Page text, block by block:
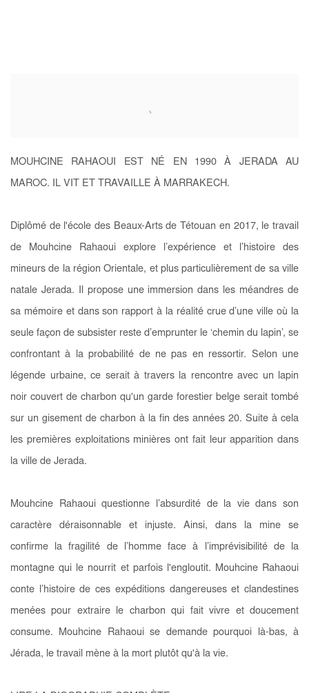
MOUHCINE RAHAOUI EST NÉ EN 1990 À JERADA AU
MAROC. IL VIT ET TRAVAILLE À MARRAKECH.
Diplômé de l'école des Beaux-Arts de Tétouan en 2017, le travail
de Mouhcine Rahaoui explore l’expérience et l’histoire des
mineurs de la région Orientale, et plus particulièrement de sa ville
natale Jerada. Il propose une immersion dans les méandres de
sa mémoire et dans son rapport à la réalité crue d’une ville où la
seule façon de subsister reste d’emprunter le ‘chemin du lapin’, se
confrontant à la probabilité de ne pas en ressortir. Selon une
légende urbaine, ce serait à travers la rencontre avec un lapin
noir couvert de charbon qu'un garde forestier belge serait tombé
sur un gisement de charbon à la fin des années 20. Suite à cela
les premières exploitations minières ont fait leur apparition dans
la ville de Jerada.
Mouhcine Rahaoui questionne l’absurdité de la vie dans son
caractère déraisonnable et injuste. Ainsi, dans la mine se
confirme la fragilité de l’homme face à l’imprévisibilité de la
montagne qui le nourrit et parfois l'engloutit. Mouhcine Rahaoui
conte l’histoire de ces expéditions dangereuses et clandestines
menées pour extraire le charbon qui fait vivre et doucement
consume. Mouhcine Rahaoui se demande pourquoi là-bas, à
Jérada, le travail mène à la mort plutôt qu'à la vie.